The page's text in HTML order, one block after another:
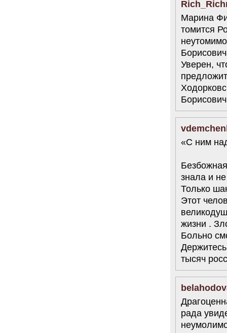
Марина
томится
Уверен,
«С ним
знала и
Только
Этот
жизни .
Больно
тысяч
рада